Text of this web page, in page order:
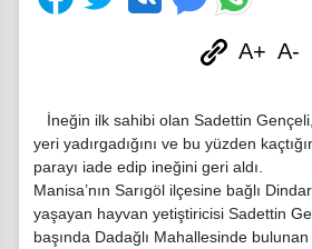
A+ A-
İneğin ilk sahibi olan Sadettin Gençeli,
yeri yadırgadığını ve bu yüzden
parayı iade edip ineğini geri aldı.
Manisa’nın Sarıgöl ilçesine bağlı
yaşayan hayvan yetiştiricisi Sadettin
başında Dadağlı Mahallesinde